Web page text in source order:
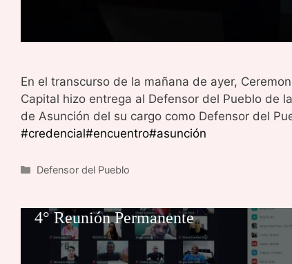
En el transcurso de la mañana de ayer,
Capital hizo entrega al Defensor del Pueblo de
de Asunción del su cargo como Defensor del
#credencial#encuentro#asunción
Categorías
Defensor del Pueblo
4° Reunión Permanente